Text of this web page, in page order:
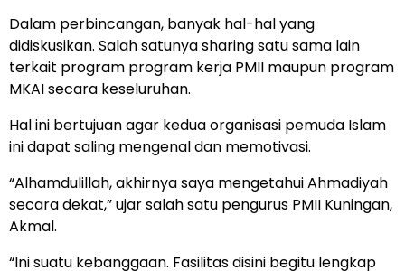
Dalam perbincangan, banyak hal-hal yang
didiskusikan. Salah satunya sharing satu sama lain
terkait program program kerja PMII maupun program
MKAI secara keseluruhan.
Hal ini bertujuan agar kedua organisasi pemuda Islam
ini dapat saling mengenal dan memotivasi.
“Alhamdulillah, akhirnya saya mengetahui Ahmadiyah
secara dekat,” ujar salah satu pengurus PMII Kuningan,
Akmal.
“Ini suatu kebanggaan. Fasilitas disini begitu lengkap